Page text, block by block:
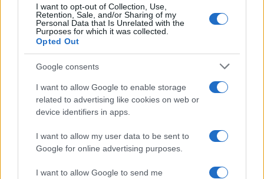
I want to opt-out of Collection, Use,
Retention, Sale, and/or Sharing of my
Personal Data that Is Unrelated with the
Purposes for which it was collected.
Opted Out
Google consents
I want to allow Google to enable storage
related to advertising like cookies on web or
device identifiers in apps.
I want to allow my user data to be sent to
Google for online advertising purposes.
I want to allow Google to send me
επιχειρεί και τη νύχτα στα μέτωπα της
φωτιάς
Μεταφορές χρημάτων: Πότε μπορεί να
θεωρηθούν δωρεές και να επιβληθεί
φόρος – Τι ισχυεί για τις γονικές παροχές
τις φωτιές σε Αττική και Βοιωτία: «Από τα
ισχυρότερα επεισόδια των τελευταίων 50
χρόνων»
καταστροφικό πέρασμα της φωτιάς –
Ξεκίνησε η αυτοψία στα καμένα σπίτια